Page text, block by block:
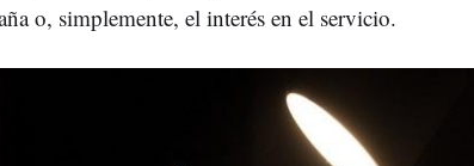
o, simplemente, el interés en el servicio.